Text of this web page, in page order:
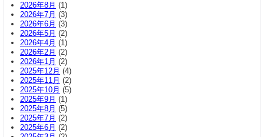
2026年8月 (1)
2026年7月 (3)
2026年6月 (3)
2026年5月 (2)
2026年4月 (1)
2026年2月 (2)
2026年1月 (2)
2025年12月 (4)
2025年11月 (2)
2025年10月 (5)
2025年9月 (1)
2025年8月 (5)
2025年7月 (2)
2025年6月 (2)